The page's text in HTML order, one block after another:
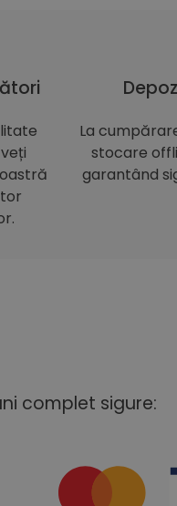
La
stocare
garantând
complet sigure: